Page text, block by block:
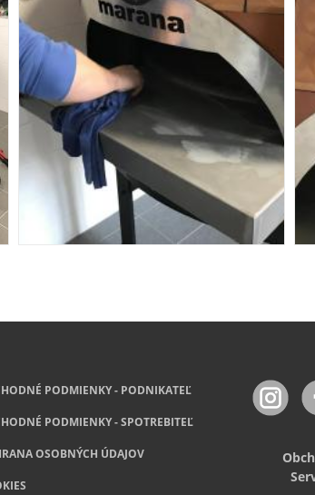
PODMIENKY - PODNIKATEĽ
PODMIENKY - SPOTREBITEĽ
OSOBNÝCH ÚDAJOV